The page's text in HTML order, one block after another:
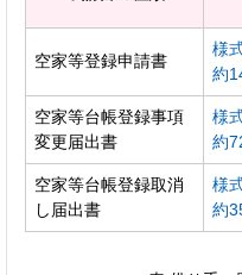
空家等登録申請書
様
約
空家等台帳登録事項
変更届出書
様
約
空家等台帳登録取消
し届出書
様
約